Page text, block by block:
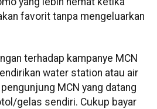
favorit tanpa mengeluarkan
terhadap kampanye MCN
water station atau air
MCN yang datang
gelas sendiri. Cukup bayar